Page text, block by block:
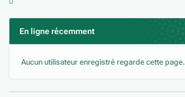
En ligne récemment
Aucun utilisateur enregistré regarde cette page.